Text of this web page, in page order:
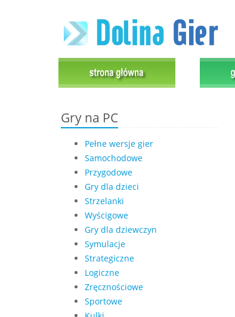
Gry na PC
Pełne wersje gier
Samochodowe
Przygodowe
Gry dla dzieci
Strzelanki
Wyścigowe
Gry dla dziewczyn
Symulacje
Strategiczne
Logiczne
Zręcznościowe
Sportowe